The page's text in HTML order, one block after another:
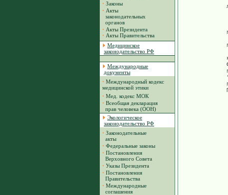
· Законы
· Акты
законодательных
органов
· Акты Президента
· Акты Правительства
Медицинское
законодательство РФ
Международные
документы
· Международный кодекс
медицинской этики
· Мед. кодекс МОК
· Всеобщая декларация
прав человека (ООН)
Экологическое
законодательство РФ
· Законодательные
акты
· Федеральные законы
· Постановления
Верховного Совета
· Указы Президента
· Постановления
Правительства
· Международные
соглашения